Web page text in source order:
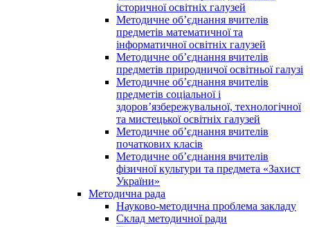
історичної освітніх галузей
Методичне об’єднання вчителів
предметів математичної та
інформатичної освітніх галузей
Методичне об’єднання вчителів
предметів природничої освітньої галузі
Методичне об’єднання вчителів
предметів соціальної і
здоров’язбережувальної, технологічної
та мистецької освітніх галузей
Методичне об’єднання вчителів
початкових класів
Методичне об’єднання вчителів
фізичної культури та предмета «Захист
України»
Методична рада
Науково-методична проблема закладу
Склад методичної ради